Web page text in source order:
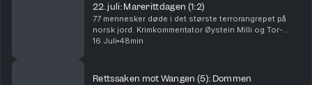
22. juli: Marerittdagen (1:2)
77 mennesker døde i det største terrorangrepet på
norsk jord. Krimkommentator Øystein Milli og Tor-
Erling Thømt Ruud går gjennom terrorhandlingene den
16 Juli 48min
Rettssaken mot Wangen (5): Dommen